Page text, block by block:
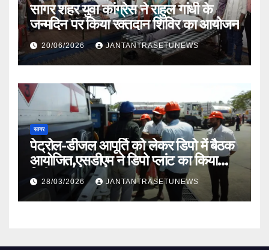
सागर शहर युवा कांग्रेस ने राहुल गांधी के
जन्मदिन पर किया रक्तदान शिविर का आयोजन
20/06/2026 JANTANTRASETUNEWS
सागर
पेट्रोल-डीजल आपूर्ति को लेकर डिपो में बैठक
आयोजित,एसडीएम ने डिपो प्लांट का किया
निरीक्षण
28/03/2026 JANTANTRASETUNEWS